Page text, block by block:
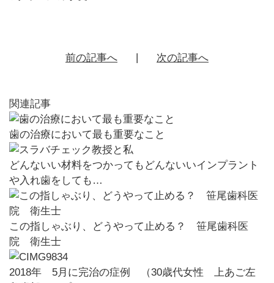
前の記事へ 次の記事へ
関連記事
歯の治療において最も重要なこと
どんないい材料をつかってもどんないいインプラント
や入れ歯をしても…
この指しゃぶり、どうやって止める？ 笹尾歯科医
院 衛生士
2018年 5月に完治の症例 （30歳代女性 上あご左